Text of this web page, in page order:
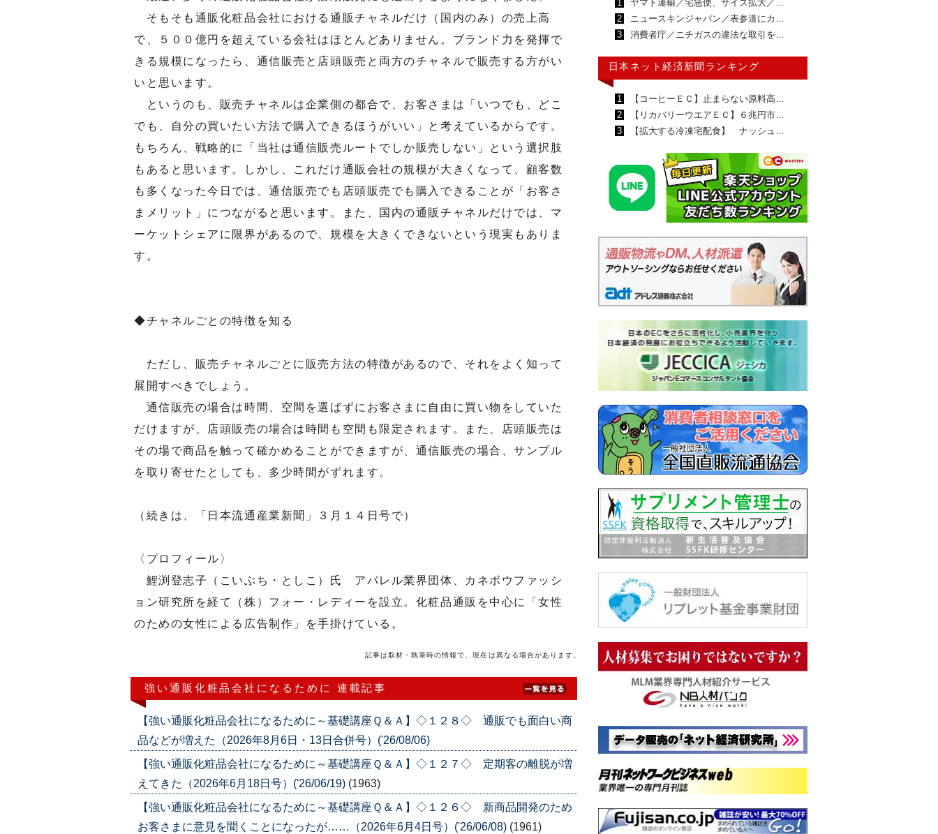
そもそも通販化粧品会社における通販チャネルだけ（国内のみ）の売上高
で、５００億円を超えている会社はほとんどありません。ブランド力を発揮で
きる規模になったら、通信販売と店頭販売と両方のチャネルで販売する方がい
いと思います。
というのも、販売チャネルは企業側の都合で、お客さまは「いつでも、どこ
でも、自分の買いたい方法で購入できるほうがいい」と考えているからです。
もちろん、戦略的に「当社は通信販売ルートでしか販売しない」という選択肢
もあると思います。しかし、これだけ通販会社の規模が大きくなって、顧客数
も多くなった今日では、通信販売でも店頭販売でも購入できることが「お客さ
まメリット」につながると思います。また、国内の通販チャネルだけでは、マ
ーケットシェアに限界があるので、規模を大きくできないという現実もありま
す。
◆チャネルごとの特徴を知る
ただし、販売チャネルごとに販売方法の特徴があるので、それをよく知って
展開すべきでしょう。
通信販売の場合は時間、空間を選ばずにお客さまに自由に買い物をしていた
だけますが、店頭販売の場合は時間も空間も限定されます。また、店頭販売は
その場で商品を触って確かめることができますが、通信販売の場合、サンプル
を取り寄せたとしても、多少時間がずれます。
（続きは、「日本流通産業新聞」３月１４日号で）
〈プロフィール〉
鯉渕登志子（こいぶち・としこ）氏 アパレル業界団体、カネボウファッシ
ョン研究所を経て（株）フォー・レディーを設立。化粧品通販を中心に「女性
のための女性による広告制作」を手掛けている。
記事は取材・執筆時の情報で、現在は異なる場合があります。
強い通販化粧品会社になるために 連載記事
【強い通販化粧品会社になるために～基礎講座Ｑ＆Ａ】◇１２８◇ 通販でも面白い商
品などが増えた（2026年8月6日・13日合併号）('26/08/06)
【強い通販化粧品会社になるために～基礎講座Ｑ＆Ａ】◇１２７◇ 定期客の離脱が増
えてきた（2026年6月18日号）('26/06/19) (1963)
【強い通販化粧品会社になるために～基礎講座Ｑ＆Ａ】◇１２６◇ 新商品開発のため
お客さまに意見を聞くことになったが……（2026年6月4日号）('26/06/08) (1961)
1
ヤマト運輸／宅急便、サイズ拡大／…
2
ニュースキンジャパン／表参道にカ…
3
消費者庁／ニチガスの違法な取引を…
日本ネット経済新聞ランキング
1
【コーヒーＥＣ】止まらない原料高…
2
【リカバリーウエアＥＣ】６兆円市…
3
【拡大する冷凍宅配食】 ナッシュ…